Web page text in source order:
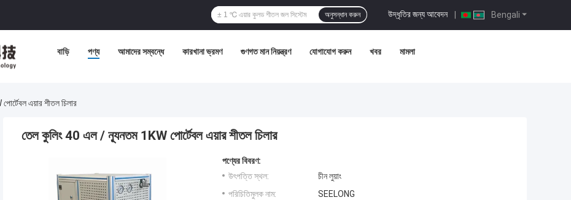
Bengali
উদ্ধৃতির জন্য আবেদন |
অনুসন্ধান করুন
বাড়ি পণ্য আমাদের সম্বন্ধে কারখানা ভ্রমণ গুণগত মান নিয়ন্ত্রণ যোগাযোগ করুন খবর মামলা
এয়ার শীতল চিলার
তেল কুলিং 40 এল / ন্যূনতম 1KW পোর্টেবল এয়ার শীতল চিলার
পণ্যের বিবরণ:
উৎপত্তি স্থল:
চীন লুয়াং
পরিচিতিমুলক নাম:
SEELONG